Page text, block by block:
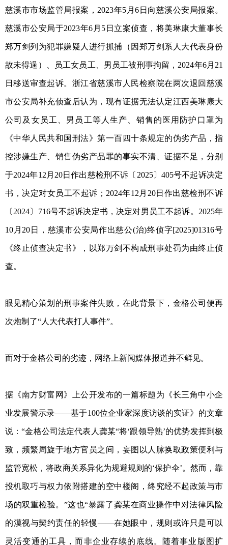
慈溪市市场监管局报案，2023年5月6日向慈溪公安局报案。
慈溪市公安局于2023年6月5日立案侦查，将美琳康大董事长
郑万剑列为犯罪嫌疑人进行抓捕（因郑万剑系人大代表身份
故未得逞）、员工女员工、男员工被刑事拘留，2024年6月21
日移送审查起诉。浙江省慈溪市人民检察院在两次退回慈溪
市公安局补充侦查后认为，现有证据无法认定江西美琳康大
公司及女员工、男员工等人生产、销售的医用防护口罩为
《中华人民共和国刑法》第一百四十条规定的伪劣产品，指
控涉嫌生产、销售伪劣产品罪的事实不清、证据不足，分别
于2024年12月20日作出慈检刑不诉〔2025〕405号不起诉决定
书，决定对女员工不起诉；2024年12月20日作出慈检刑不诉
〔2024〕716号不起诉决定书，决定对男员工不起诉。2025年
10月20日，慈溪市公安局作出慈公(治)终侦字[2025]01316号
《终止侦查决定书》，以郑万剑不构成刑事处罚为由终止侦
查。
眼见精心策划的刑事案件失败，在此背景下，金格公司便再
次炮制了“人大代表打人事件”。
而对于金格公司的劣迹，网络上新闻媒体报道并不鲜见。
据《南方财富网》上公开发布的一篇标题为《长三角中小企
业发展警示录——基于100位企业家深度访谈的实证》的文章
说：“金格公司法定代表人龚某“将‘跟领导熟’的优势发挥到极
致，频繁周旋于地方官员之间，妄图以人脉换取政策便利与
监管宽松，将政商关系异化为规避规则的‘保护伞’。然而，靠
投机取巧与权力依附搭建的空中楼阁，终究经不起政策与市
场的双重检验。”这也“暴露了龚某在商业操作中对法律风险
的漠视与契约责任的轻慢——在她眼中，规则或许只是可以
灵活变通的工具，而非企业存续的底线。随着事业版图扩